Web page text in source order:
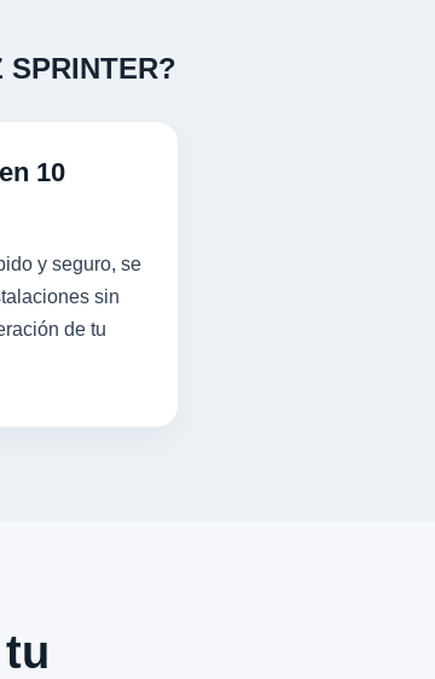
10
y seguro, se
sin
de tu